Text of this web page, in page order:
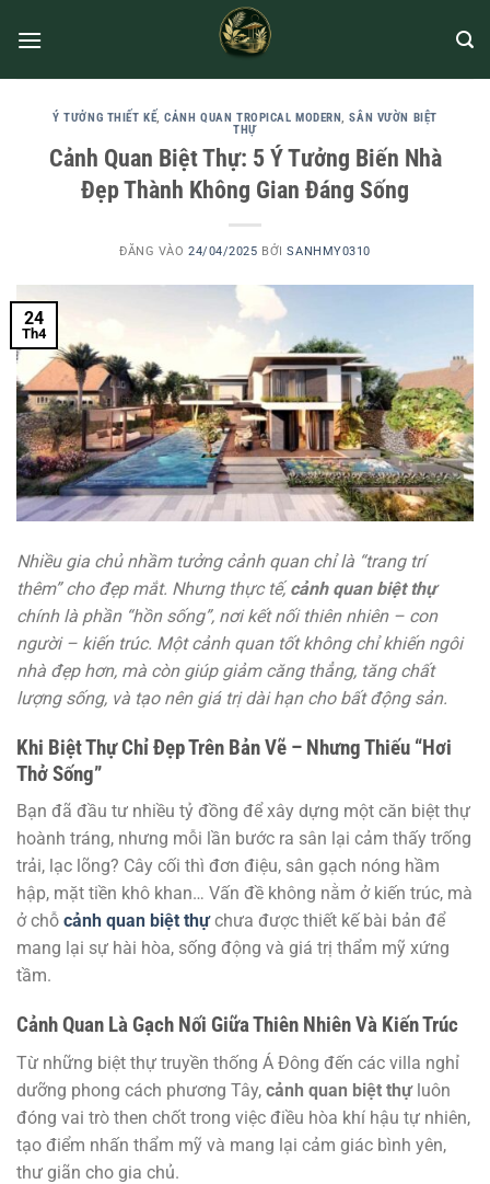
Ý TƯỞNG THIẾT KẾ,CẢNH QUAN TROPICAL MODERN,SÂN VƯỜN BIỆT
THỰ
Cảnh Quan Biệt Thự: 5 Ý Tưởng Biến Nhà
Đẹp Thành Không Gian Đáng Sống
ĐĂNG VÀO 24/04/2025 BỞISANHMY0310
24
Th4
Nhiều gia chủ nhầm tưởng cảnh quan chỉ là “trang trí
thêm” cho đẹp mắt. Nhưng thực tế, cảnh quan biệt thự
chính là phần “hồn sống”, nơi kết nối thiên nhiên – con
người – kiến trúc. Một cảnh quan tốt không chỉ khiến ngôi
nhà đẹp hơn, mà còn giúp giảm căng thẳng, tăng chất
lượng sống, và tạo nên giá trị dài hạn cho bất động sản.
Khi Biệt Thự Chỉ Đẹp Trên Bản Vẽ – Nhưng Thiếu “Hơi
Thở Sống”
Bạn đã đầu tư nhiều tỷ đồng để xây dựng một căn biệt thự
hoành tráng, nhưng mỗi lần bước ra sân lại cảm thấy trống
trải, lạc lõng? Cây cối thì đơn điệu, sân gạch nóng hầm
hập, mặt tiền khô khan… Vấn đề không nằm ở kiến trúc, mà
ở chỗ cảnh quan biệt thựchưa được thiết kế bài bản để
mang lại sự hài hòa, sống động và giá trị thẩm mỹ xứng
tầm.
Cảnh Quan Là Gạch Nối Giữa Thiên Nhiên Và Kiến Trúc
Từ những biệt thự truyền thống Á Đông đến các villa nghỉ
dưỡng phong cách phương Tây, cảnh quan biệt thựluôn
đóng vai trò then chốt trong việc điều hòa khí hậu tự nhiên,
tạo điểm nhấn thẩm mỹ và mang lại cảm giác bình yên,
thư giãn cho gia chủ.